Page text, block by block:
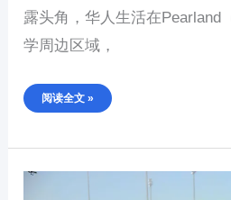
露头角，华人生活在Pearland
学周边区域，
阅读全文 »